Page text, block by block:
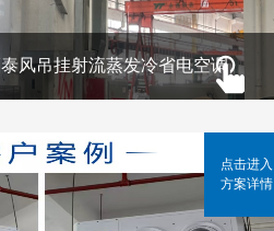
风吊挂射流蒸发冷省电空调
点击进入
方案详情